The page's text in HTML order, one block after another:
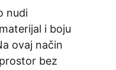
nudi
i boju
ovaj način
bez